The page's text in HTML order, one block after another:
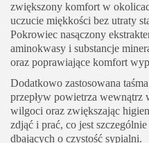
zwiększony komfort w
uczucie miękkości bez utraty
Pokrowiec nasączony
aminokwasy i substancje
oraz poprawiające komfort
Dodatkowo zastosowana
przepływ powietrza wewnątrz
wilgoci oraz zwiększając
zdjąć i prać, co jest
dbających o czystość sypialni.